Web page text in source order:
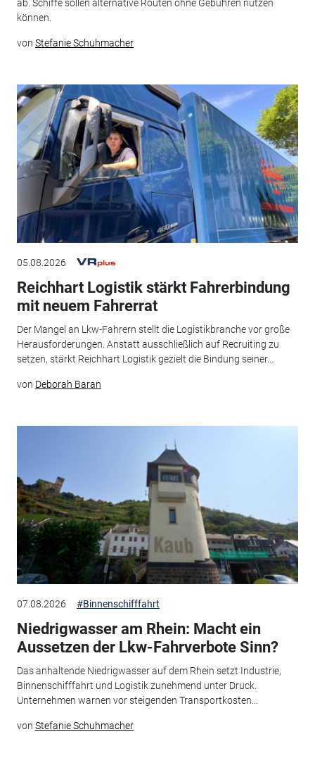
ab. Schiffe sollen alternative Routen ohne Gebühren nutzen
können.
von Stefanie Schuhmacher
05.08.2026
Reichhart Logistik stärkt Fahrerbindung
mit neuem Fahrerrat
Der Mangel an Lkw-Fahrern stellt die Logistikbranche vor große
Herausforderungen. Anstatt ausschließlich auf Recruiting zu
setzen, stärkt Reichhart Logistik gezielt die Bindung seiner...
von Deborah Baran
07.08.2026 #Binnenschifffahrt
Niedrigwasser am Rhein: Macht ein
Aussetzen der Lkw-Fahrverbote Sinn?
Das anhaltende Niedrigwasser auf dem Rhein setzt Industrie,
Binnenschifffahrt und Logistik zunehmend unter Druck.
Unternehmen warnen vor steigenden Transportkosten...
von Stefanie Schuhmacher